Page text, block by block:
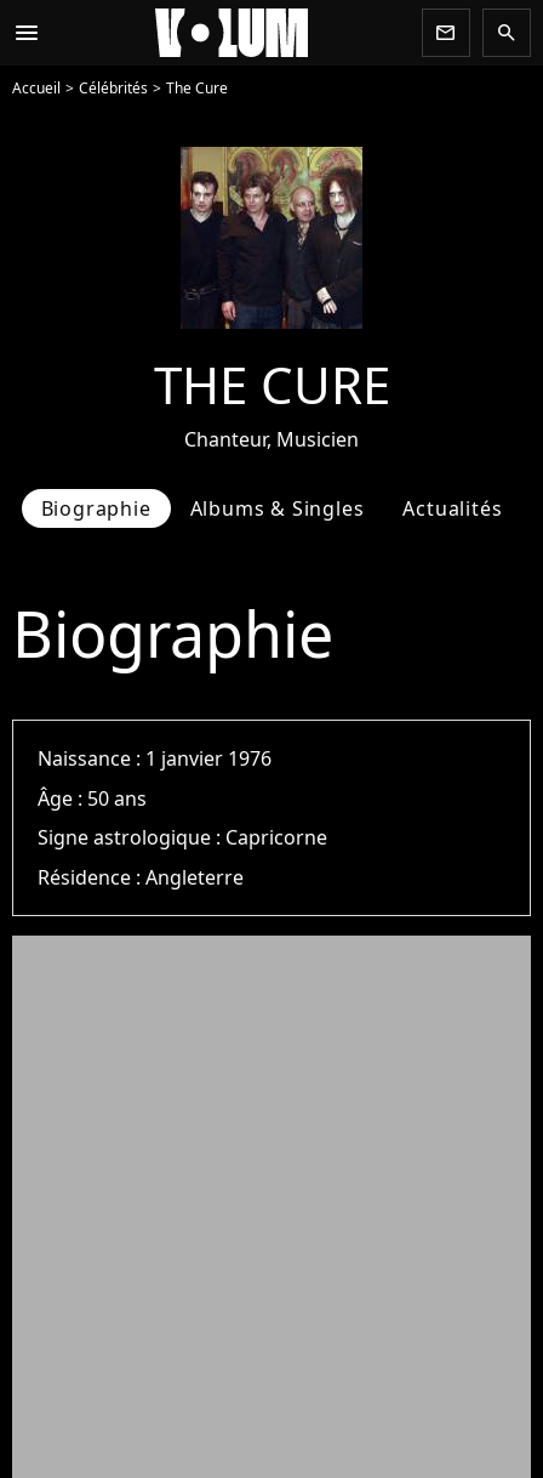
menu newsletter search
Accueil Célébrités The Cure
THE CURE
Chanteur, Musicien
Biographie Albums & Singles Actualités
Biographie
Naissance : 1 janvier 1976
Âge : 50 ans
Signe astrologique : Capricorne
Résidence :Angleterre